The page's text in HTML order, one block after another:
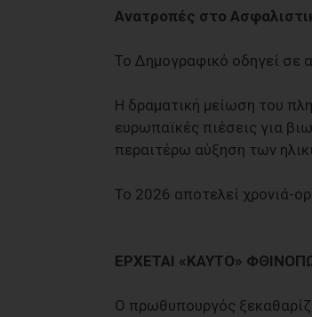
Ανατροπές στο
Το Δημογραφικό οδηγεί σε
Η δραματική μείωση του
ευρωπαϊκές πιέσεις για
περαιτέρω αύξηση των
Το 2026 αποτελεί χρονιά-
ΕΡΧΕΤΑΙ «ΚΑΥΤΟ»
Ο πρωθυπουργός